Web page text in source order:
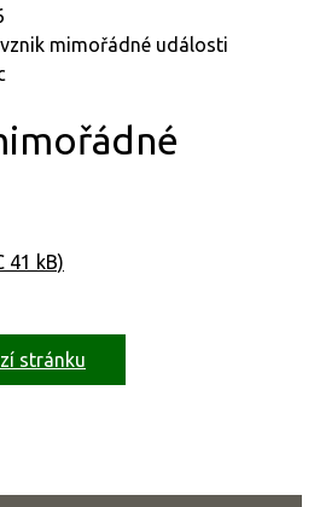
mimořádné události
41 kB)
stránku